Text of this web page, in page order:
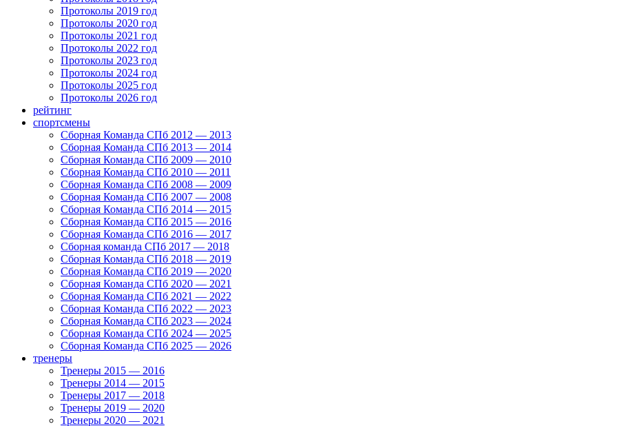
Протоколы 2019 год
Протоколы 2020 год
Протоколы 2021 год
Протоколы 2022 год
Протоколы 2023 год
Протоколы 2024 год
Протоколы 2025 год
Протоколы 2026 год
рейтинг
спортсмены
Сборная Команда СПб 2012 — 2013
Сборная Команда СПб 2013 — 2014
Сборная Команда СПб 2009 — 2010
Сборная Команда СПб 2010 — 2011
Сборная Команда СПб 2008 — 2009
Сборная Команда СПб 2007 — 2008
Сборная Команда СПб 2014 — 2015
Сборная Команда СПб 2015 — 2016
Сборная Команда СПб 2016 — 2017
Сборная команда СПб 2017 — 2018
Сборная Команда СПб 2018 — 2019
Сборная Команда СПб 2019 — 2020
Сборная Команда СПб 2020 — 2021
Сборная Команда СПб 2021 — 2022
Сборная Команда СПб 2022 — 2023
Сборная Команда СПб 2023 — 2024
Сборная Команда СПб 2024 — 2025
Сборная Команда СПб 2025 — 2026
тренеры
Тренеры 2015 — 2016
Тренеры 2014 — 2015
Тренеры 2017 — 2018
Тренеры 2019 — 2020
Тренеры 2020 — 2021